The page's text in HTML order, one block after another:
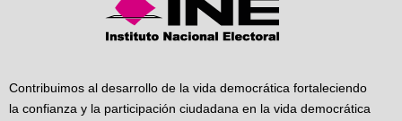
Contribuimos al desarrollo de la vida democrática fortaleciendo
la confianza y la participación ciudadana en la vida democrática